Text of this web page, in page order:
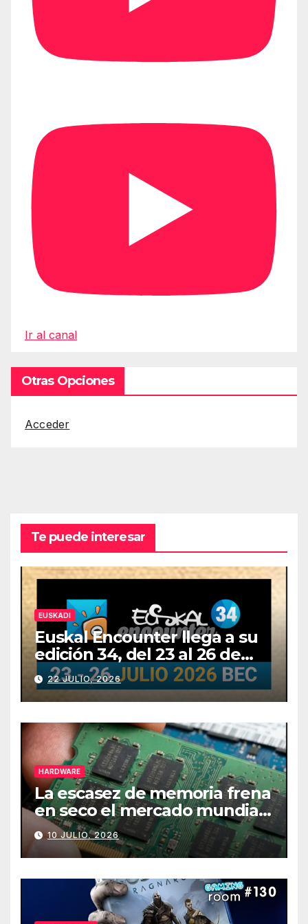
Ir al canal
Otras Opciones
Acceder
Te puede interesar
EUSKADI
Euskal Encounter llega a su
edición 34, del 23 al 26 de
julio
22 JULIO, 2026
HARDWARE
La escasez de memoria frena
en seco el mercado mundial
de PCs
10 JULIO, 2026